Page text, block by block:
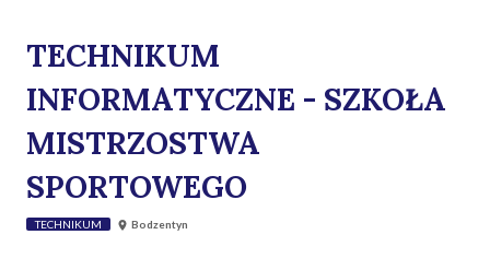
TECHNIKUM
INFORMATYCZNE - SZKOŁA
MISTRZOSTWA
SPORTOWEGO
TECHNIKUM Bodzentyn